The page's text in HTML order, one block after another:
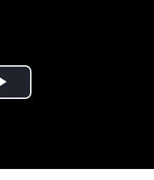
Play Video